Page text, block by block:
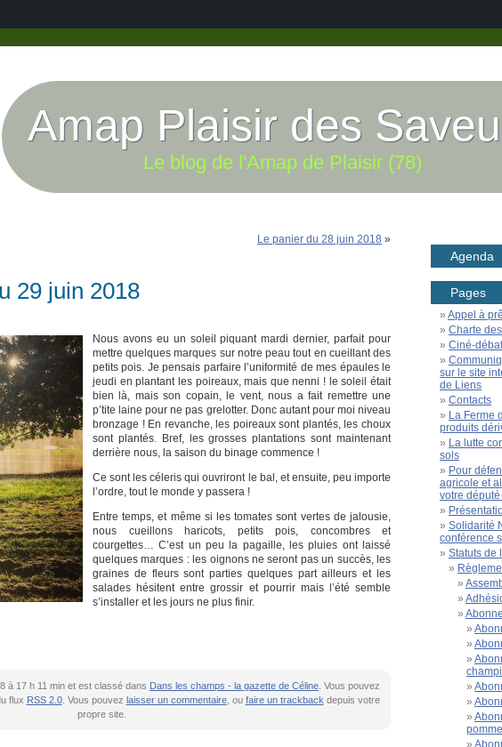
Amap Plaisir des
Le blog de l'Amap de Plaisir (78)
Le panier du 28 juin 2018 »
29 juin 2018
Nous avons eu un soleil piquant mardi dernier, parfait pour
mettre quelques marques sur notre peau tout en cueillant des
petits pois. Je pensais parfaire l’uniformité de mes épaules le
jeudi en plantant les poireaux, mais que nenni ! le soleil était
bien là, mais son copain, le vent, nous a fait remettre une
p’tite laine pour ne pas grelotter. Donc autant pour moi niveau
bronzage ! En revanche, les poireaux sont plantés, les choux
sont plantés. Bref, les grosses plantations sont maintenant
derrière nous, la saison du binage commence !
Ce sont les céleris qui ouvriront le bal, et ensuite, peu importe
l’ordre, tout le monde y passera !
Entre temps, et même si les tomates sont vertes de jalousie,
nous cueillons haricots, petits pois, concombres et
courgettes… C’est un peu la pagaille, les pluies ont laissé
quelques marques : les oignons ne seront pas un succès, les
graines de fleurs sont parties quelques part ailleurs et les
salades hésitent entre grossir et pourrir mais l’été semble
s’installer et les jours ne plus finir.
à 17 h 11 min et est classé dans Dans les champs - la gazette de Céline . Vous pouvez
flux RSS 2.0. Vous pouvez laisser un commentaire, ou faire un trackback depuis votre
propre site.
Agenda
Pages
Appel à
Charte
Ciné-
sur le site
de Liens
Contacts
La Ferme
produits
La lutte
sols
Pour
agricole et
votre
Solidarité
conférence
Statuts de